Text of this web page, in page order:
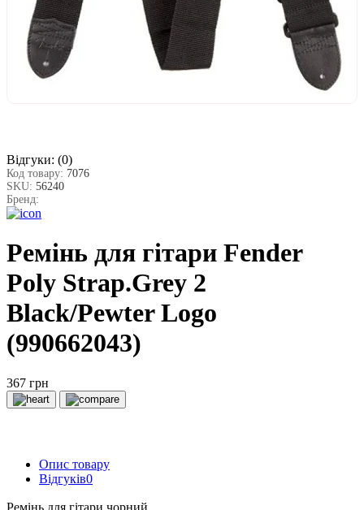
Відгуки: (0)
Код товару: 7076
SKU: 56240
Бренд:
Ремінь для гітари Fender
Poly Strap.Grey 2
Black/Pewter Logo
(990662043)
367 грн
Опис товару
Відгуків0
Ремінь для гітари чорний